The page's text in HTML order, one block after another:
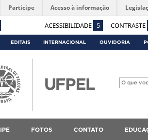
ACESSIBILIDADE 5 CONTRASTE
Participe Acesso à informação
EDITAIS INTERNACIONAL OUVIDORIA
FOTOS CONTATO